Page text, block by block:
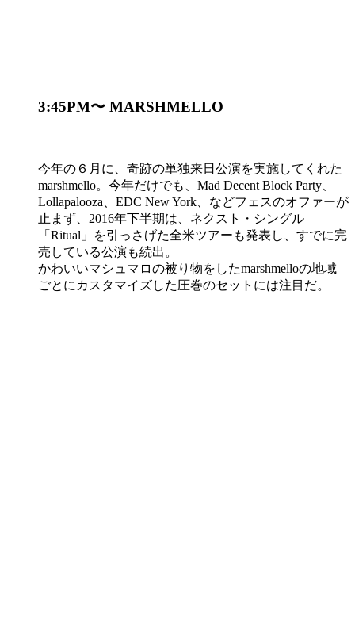
3:45PM〜 MARSHMELLO
今年の６月に、奇跡の単独来日公演を実施してくれた
marshmello。今年だけでも、Mad Decent Block Party、
Lollapalooza、EDC New York、などフェスのオファーが
止まず、2016年下半期は、ネクスト・シングル
「Ritual」を引っさげた全米ツアーも発表し、すでに完
売している公演も続出。
かわいいマシュマロの被り物をしたmarshmelloの地域
ごとにカスタマイズした圧巻のセットには注目だ。